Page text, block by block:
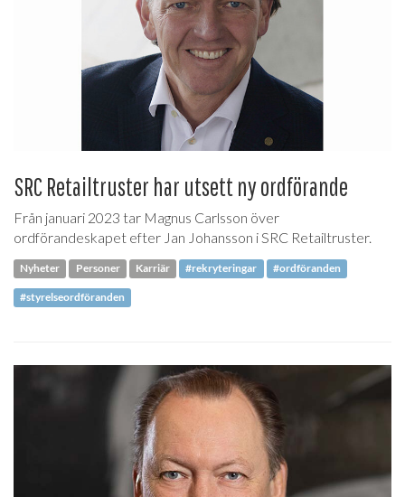
SRC Retailtruster har utsett ny ordförande
Från januari 2023 tar Magnus Carlsson över
ordförandeskapet efter Jan Johansson i SRC Retailtruster.
Nyheter Personer Karriär #rekryteringar #ordföranden
#styrelseordföranden